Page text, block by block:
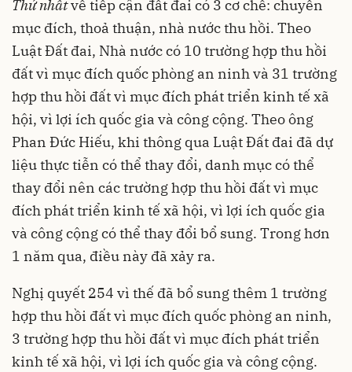
Thứ nhấtvề tiếp cận đất đai có 3 cơ chế: chuyển
mục đích, thoả thuận, nhà nước thu hồi. Theo
Luật Đất đai, Nhà nước có 10 trường hợp thu hồi
đất vì mục đích quốc phòng an ninh và 31 trường
hợp thu hồi đất vì mục đích phát triển kinh tế xã
hội, vì lợi ích quốc gia và công cộng. Theo ông
Phan Đức Hiếu, khi thông qua Luật Đất đai đã dự
liệu thực tiễn có thể thay đổi, danh mục có thể
thay đổi nên các trường hợp thu hồi đất vì mục
đích phát triển kinh tế xã hội, vì lợi ích quốc gia
và công cộng có thể thay đổi bổ sung. Trong hơn
1 năm qua, điều này đã xảy ra.
Nghị quyết 254 vì thế đã bổ sung thêm 1 trường
hợp thu hồi đất vì mục đích quốc phòng an ninh,
3 trường hợp thu hồi đất vì mục đích phát triển
kinh tế xã hội, vì lợi ích quốc gia và công cộng.